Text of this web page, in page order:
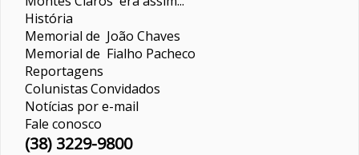
História
Memorial de João Chaves
Memorial de Fialho Pacheco
Reportagens
ColunistasConvidados
Notícias por e-mail
Fale conosco
(38) 3229-9800